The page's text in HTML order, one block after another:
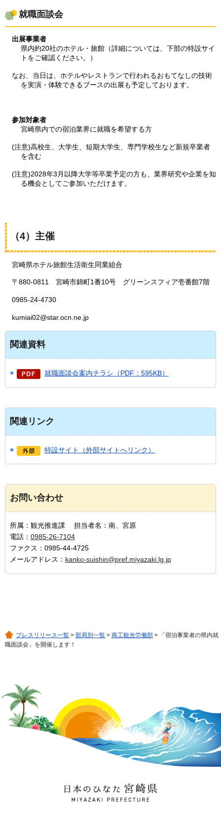
就職面談会
出展事業者
県内約20社のホテル・旅館（詳細については、下部の特設サイ
トをご確認ください。）
なお、当日は、ホテルやレストランで行われるおもてなしの技術
を実演・体験できるブースの出展も予定しております。
参加対象者
宮崎県内での宿泊業界に就職を希望する方
(注意)高校生、大学生、短期大学生、専門学校生など新規卒業者
を含む
(注意)2028年3月以降大学等卒業予定の方も、業界研究や企業を知
る機会としてご参加いただけます。
（4）主催
宮崎県ホテル旅館生活衛生同業組合
〒880-0811 宮崎市錦町1番10号 グリーンスフィア壱番館7階
0985-24-4730
kumiai02@star.ocn.ne.jp
関連資料
就職面談会案内チラシ（PDF：595KB）
関連リンク
特設サイト（外部サイトへリンク）
お問い合わせ
所属：観光推進課 担当者名：南、宮原
電話： 0985-26-7104
ファクス：0985-44-4725
メールアドレス： kanko-suishin@pref.miyazaki.lg.jp
プレスリリース一覧 > 部局別一覧 > 商工観光労働部 > 「宿泊事業者の県内就
職面談会」を開催します！
日本のひなた 宮崎県
MIYAZAKI PREFECTURE